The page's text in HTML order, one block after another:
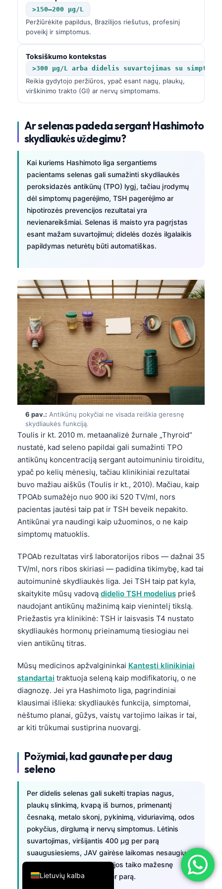
>150–200 µg/L
Peržiūrėkite papildus, Brazilijos riešutus, profesinį
poveikį ir simptomus.
Toksiškumo kontekstas
>300 µg/L arba didelis suvartojimas su
Reikia gydytojo peržiūros, ypač esant nagų, plaukų,
virškinimo trakto (GI) ar nervų simptomams.
Ar selenas padeda sergant Hashimoto
skydliaukės uždegimu?
Kai kuriems Hashimoto liga sergantiems
pacientams selenas gali sumažinti skydliaukės
peroksidazės antikūnų (TPO) lygį, tačiau įrodymų
dėl simptomų pagerėjimo, TSH pagerėjimo ar
hipotirozės prevencijos rezultatai yra
nevienareikšmiai. Selenas iš maisto yra pagrįstas
esant mažam suvartojimui; didelės dozės ilgalaikis
papildymas neturėtų būti automatiškas.
6 pav.: Antikūnų pokyčiai ne visada reiškia geresnę
skydliaukės funkciją.
Toulis ir kt. 2010 m. metaanalizė žurnale „Thyroid“
nustatė, kad seleno papildai gali sumažinti TPO
antikūnų koncentraciją sergant autoimuniniu tiroiditu,
ypač po kelių mėnesių, tačiau klinikiniai rezultatai
buvo mažiau aiškūs (Toulis ir kt., 2010). Mačiau, kaip
TPOAb sumažėjo nuo 900 iki 520 TV/ml, nors
pacientas jautėsi taip pat ir TSH beveik nepakito.
Antikūnai yra naudingi kaip užuominos, o ne kaip
simptomų matuoklis.
TPOAb rezultatas virš laboratorijos ribos — dažnai 35
TV/ml, nors ribos skiriasi — padidina tikimybę, kad tai
autoimuninė skydliaukės liga. Jei TSH taip pat kyla,
skaitykite mūsų vadovą didelio TSH modelius prieš
naudojant antikūnų mažinimą kaip vienintelį tikslą.
Priežastis yra klinikinė: TSH ir laisvasis T4 nustato
skydliaukės hormonų prieinamumą tiesiogiau nei
vien antikūnų titras.
Mūsų medicinos apžvalgininkai Kantesti klinikiniai
standartai traktuoja seleną kaip modifikatorių, o ne
diagnozę. Jei yra Hashimoto liga, pagrindiniai
klausimai išlieka: skydliaukės funkcija, simptomai,
nėštumo planai, gūžys, vaistų vartojimo laikas ir tai,
ar kiti trūkumai sustiprina nuovargį.
Požymiai, kad gaunate per daug
seleno
Per didelis selenas gali sukelti trapias nagus,
plaukų slinkimą, kvapą iš burnos, primenantį
česnaką, metalo skonį, pykinimą, viduriavimą, odos
pokyčius, dirglumą ir nervų simptomus. Lėtinis
suvartojimas, viršijantis 400 µg per parą
suaugusiesiems, JAV gairėse laikomas nesaugiu, o
kai kurios Europos institucijos taiko mažesnę
viršutinę ribą — 255 µg per parą.
Lietuvių kalba
English
Deutsch
العربية
Français
עִבְרִית
Español
Ελληνικά
Türkçe
Română
简体中文
فارسی
Български
Dansk
Nederlands
हिन्दी
Bahasa Indonesia
Հայերեն
Српски језик
Svenska
Bosanski
Azərbaycan dili
Eesti
日本語
Čeština
ქართული
Русский
Polski
한국어
Slovenščina
Magyar
Shqip
বাংলা
اردو
தமிழ்
ગુજરાતી
ಕನ್ನಡ
മലയാളം
Bahasa Melayu
Tagalog
ไทย
ဗမာစာ
ភាសាខ្មែរ
Kiswahili
አማርኛ
O‘zbekcha
Català